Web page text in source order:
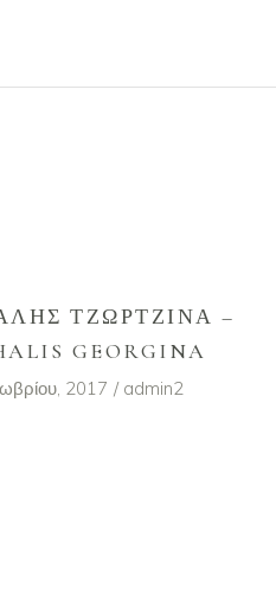
ΤΖΩΡΤΖΊΝΑ –
GEORGINA
2017 admin2